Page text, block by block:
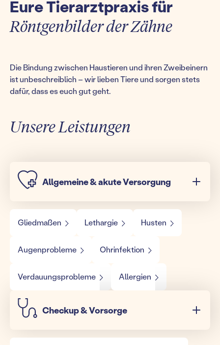
Eure Tierarztpraxis für
Röntgenbilder der Zähne
Die Bindung zwischen Haustieren und ihren Zweibeinern
ist unbeschreiblich – wir lieben Tiere und sorgen stets
dafür, dass es euch gut geht.
Unsere Leistungen
Allgemeine & akute Versorgung
Gliedmaßen Lethargie Husten
Augenprobleme Ohrinfektion
Verdauungsprobleme Allergien
Checkup & Vorsorge